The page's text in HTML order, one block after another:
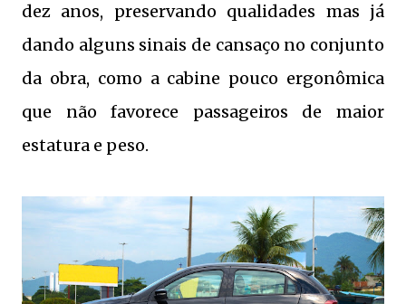
dez anos, preservando qualidades mas já
dando alguns sinais de cansaço no conjunto
da obra, como a cabine pouco ergonômica
que não favorece passageiros de maior
estatura e peso.